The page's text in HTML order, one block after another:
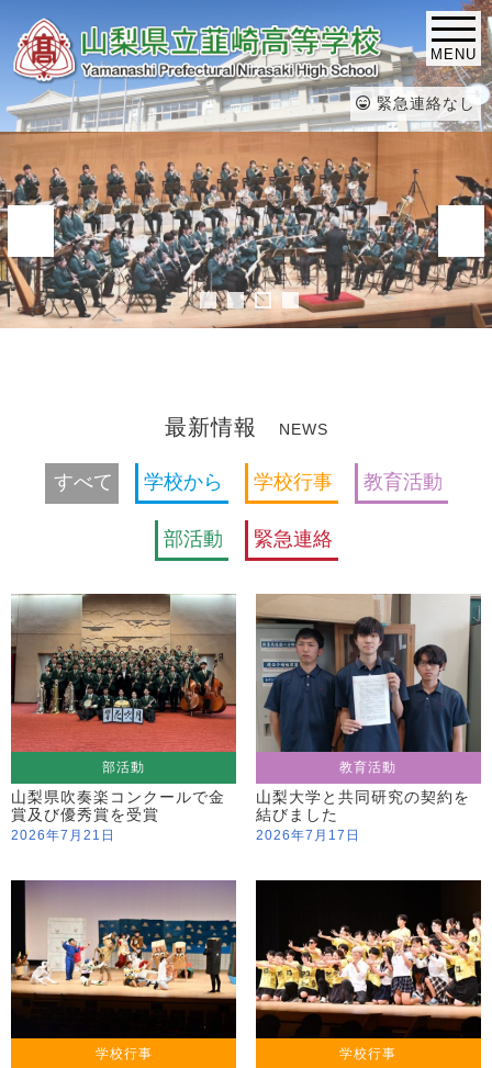
MENU
緊急連絡なし
最新情報 NEWS
すべて 学校から 学校行事 教育活動
部活動 緊急連絡
部活動
山梨県吹奏楽コンクールで金
賞及び優秀賞を受賞
2026年7月21日
教育活動
山梨大学と共同研究の契約を
結びました
2026年7月17日
学校行事 学校行事